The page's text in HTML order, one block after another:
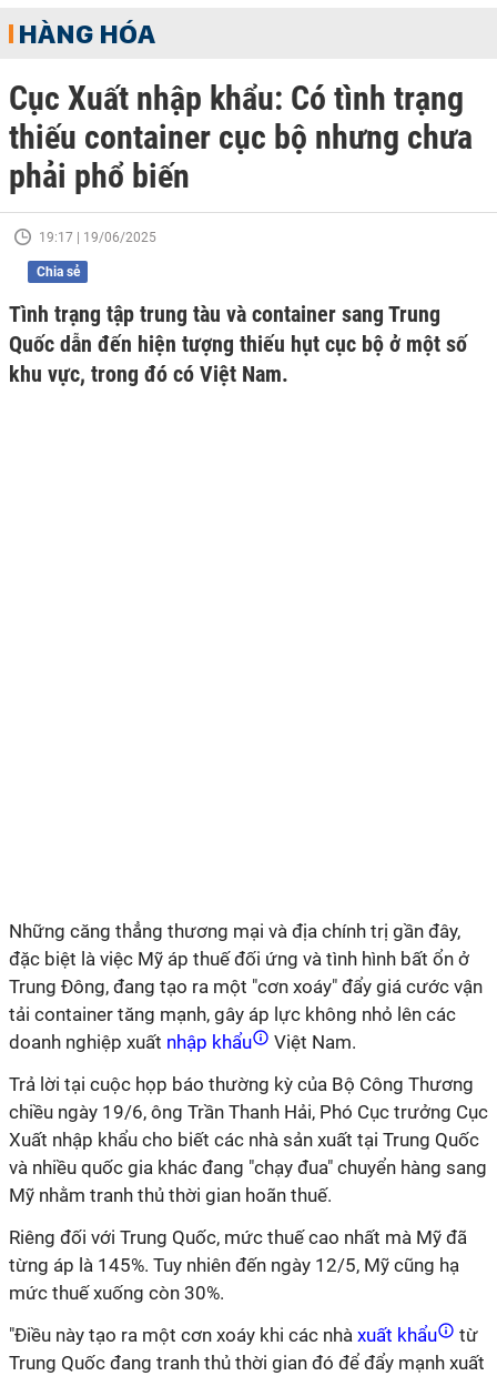
HÀNG HÓA
Cục Xuất nhập khẩu: Có tình trạng
thiếu container cục bộ nhưng chưa
phải phổ biến
19:17 | 19/06/2025
Chia sẻ
Tình trạng tập trung tàu và container sang Trung
Quốc dẫn đến hiện tượng thiếu hụt cục bộ ở một số
khu vực, trong đó có Việt Nam.
Những căng thẳng thương mại và địa chính trị gần đây,
đặc biệt là việc Mỹ áp thuế đối ứng và tình hình bất ổn ở
Trung Đông, đang tạo ra một "cơn xoáy" đẩy giá cước vận
tải container tăng mạnh, gây áp lực không nhỏ lên các
doanh nghiệp xuất nhập khẩu
Việt Nam.
Trả lời tại cuộc họp báo thường kỳ của Bộ Công Thương
chiều ngày 19/6, ông Trần Thanh Hải, Phó Cục trưởng Cục
Xuất nhập khẩu cho biết các nhà sản xuất tại Trung Quốc
và nhiều quốc gia khác đang "chạy đua" chuyển hàng sang
Mỹ nhằm tranh thủ thời gian hoãn thuế.
Riêng đối với Trung Quốc, mức thuế cao nhất mà Mỹ đã
từng áp là 145%. Tuy nhiên đến ngày 12/5, Mỹ cũng hạ
mức thuế xuống còn 30%.
"Điều này tạo ra một cơn xoáy khi các nhà xuất khẩu
từ
Trung Quốc đang tranh thủ thời gian đó để đẩy mạnh xuất